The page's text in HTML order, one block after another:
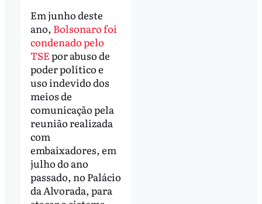
Em junho deste
ano, Bolsonaro foi
condenado pelo
TSEpor abuso de
poder político e
uso indevido dos
meios de
comunicação pela
reunião realizada
com
embaixadores, em
julho do ano
passado, no Palácio
da Alvorada, para